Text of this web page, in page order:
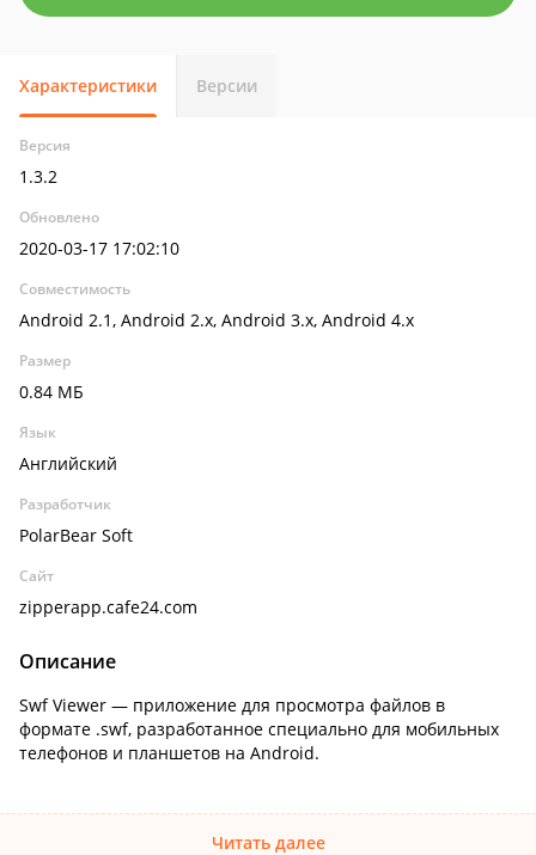
Характеристики Версии
Версия
1.3.2
Обновлено
2020-03-17 17:02:10
Совместимость
Android 2.1, Android 2.x, Android 3.x, Android 4.x
Размер
0.84 МБ
Язык
Английский
Разработчик
PolarBear Soft
Сайт
zipperapp.cafe24.com
Описание
Swf Viewer — приложение для просмотра файлов в
формате .swf, разработанное специально для мобильных
телефонов и планшетов на Android.
Читать далее